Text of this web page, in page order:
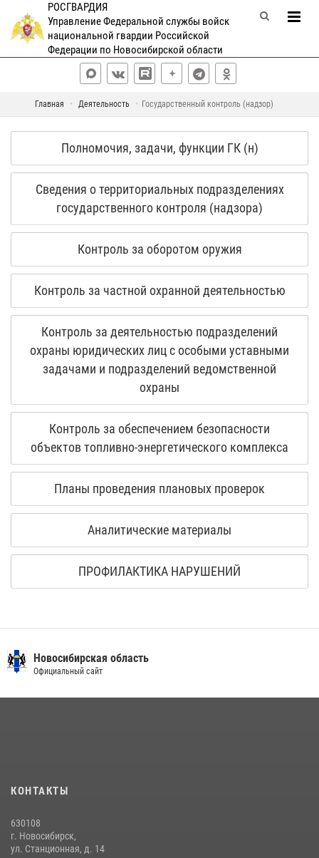
РОСГВАРДИЯ
Управление Федеральной службы войск
национальной гвардии Российской
Федерации по Новосибирской области
Главная Деятельность Государственный контроль (надзор)
Полномочия, задачи, функции ГК (н)
Сведения о территориальных подразделениях
государственного контроля (надзора)
Контроль за оборотом оружия
Контроль за частной охранной деятельностью
Контроль за деятельностью подразделений
охраны юридических лиц с особыми уставными
задачами и подразделений ведомственной
охраны
Контроль за обеспечением безопасности
объектов топливно-энергетического комплекса
Планы проведения плановых проверок
Аналитические материалы
ПРОФИЛАКТИКА НАРУШЕНИЙ
Новосибирская область
Официальный сайт
КОНТАКТЫ
630108
г. Новосибирск,
ул. Станционная, д. 14